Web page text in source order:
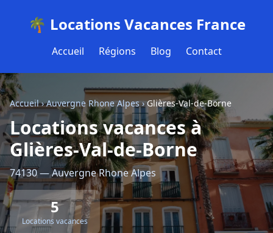
🌴 Locations Vacances France
Accueil Régions Blog Contact
Accueil›Auvergne Rhone Alpes›Glières-Val-de-Borne
Locations vacances à
Glières-Val-de-Borne
74130 — Auvergne Rhone Alpes
5
Locations vacances